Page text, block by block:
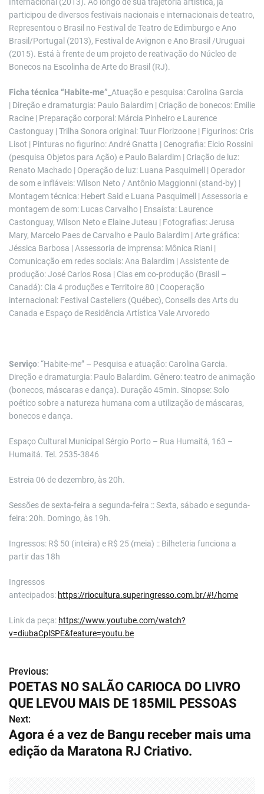
Internacional (2013). Ao longo de sua trajetória artística, já
participou de diversos festivais nacionais e internacionais de teatro,
Representou o Brasil no Festival de Teatro de Edimburgo e Ano
Brasil/Portugal (2013), Festival de Avignon e Ano Brasil /Uruguai
(2015). Está à frente de um projeto de reativação do Núcleo de
Bonecos na Escolinha de Arte do Brasil (RJ).
Ficha técnica “Habite-me”_ Atuação e pesquisa: Carolina Garcia
| Direção e dramaturgia: Paulo Balardim | Criação de bonecos: Emilie
Racine | Preparação corporal: Márcia Pinheiro e Laurence
Castonguay | Trilha Sonora original: Tuur Florizoone | Figurinos: Cris
Lisot | Pinturas no figurino: André Gnatta | Cenografia: Elcio Rossini
(pesquisa Objetos para Ação) e Paulo Balardim | Criação de luz:
Renato Machado | Operação de luz: Luana Pasquimell | Operador
de som e infláveis: Wilson Neto / Antônio Maggionni (stand-by) |
Montagem técnica: Hebert Said e Luana Pasquimell | Assessoria e
montagem de som: Lucas Carvalho | Ensaísta: Laurence
Castonguay, Wilson Neto e Elaine Juteau | Fotografias: Jerusa
Mary, Marcelo Paes de Carvalho e Paulo Balardim | Arte gráfica:
Jéssica Barbosa | Assessoria de imprensa: Mônica Riani |
Comunicação em redes sociais: Ana Balardim | Assistente de
produção: José Carlos Rosa | Cias em co-produção (Brasil –
Canadá): Cia 4 produções e Territoire 80 | Cooperação
internacional: Festival Casteliers (Québec), Conseils des Arts du
Canada e Espaço de Residência Artística Vale Arvoredo
Serviço: “Habite-me” – Pesquisa e atuação: Carolina Garcia.
Direção e dramaturgia: Paulo Balardim. Gênero: teatro de animação
(bonecos, máscaras e dança). Duração 45min. Sinopse: Solo
poético sobre a natureza humana com a utilização de máscaras,
bonecos e dança.
Espaço Cultural Municipal Sérgio Porto – Rua Humaitá, 163 –
Humaitá. Tel. 2535-3846
Estreia 06 de dezembro, às 20h.
Sessões de sexta-feira a segunda-feira :: Sexta, sábado e segunda-
feira: 20h. Domingo, às 19h.
Ingressos: R$ 50 (inteira) e R$ 25 (meia) :: Bilheteria funciona a
partir das 18h
Ingressos
antecipados: https://riocultura.superingresso.com.br/#!/home
Link da peça: https://www.youtube.com/watch?
v=diubaCplSPE&feature=youtu.be
N
a
v
e
Previous:
POETAS NO SALÃO CARIOCA DO LIVRO
QUE LEVOU MAIS DE 185MIL PESSOAS
Next:
Agora é a vez de Bangu receber mais uma
edição da Maratona RJ Criativo.